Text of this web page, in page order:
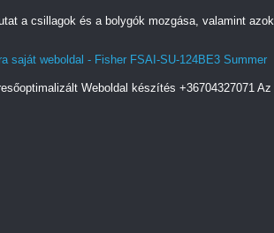
a csillagok és a bolygók mozgása, valamint azok
saját weboldal - Fisher FSAI-SU-124BE3 Summer
Weboldal készítés +36704327071 Az